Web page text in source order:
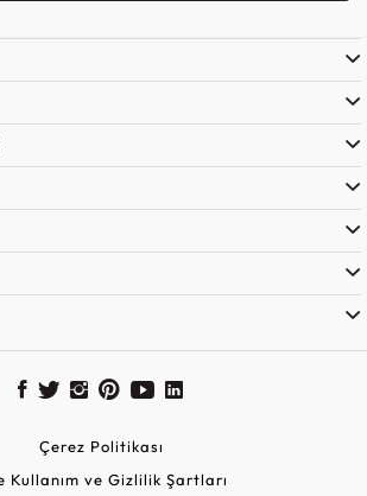
Çerez Politikası
Kullanım ve Gizlilik Şartları